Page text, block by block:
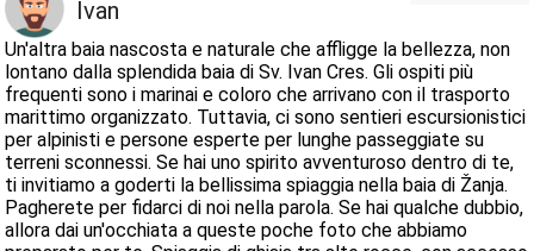
Incontra Croazia
musei
Ivan
Un'altra baia nascosta e naturale che affligge la bellezza, non
lontano dalla splendida baia di Sv. Ivan Cres. Gli ospiti più
frequenti sono i marinai e coloro che arrivano con il trasporto
marittimo organizzato. Tuttavia, ci sono sentieri escursionistici
per alpinisti e persone esperte per lunghe passeggiate su
terreni sconnessi. Se hai uno spirito avventuroso dentro di te,
ti invitiamo a goderti la bellissima spiaggia nella baia di Žanja.
Pagherete per fidarci di noi nella parola. Se hai qualche dubbio,
allora dai un'occhiata a queste poche foto che abbiamo